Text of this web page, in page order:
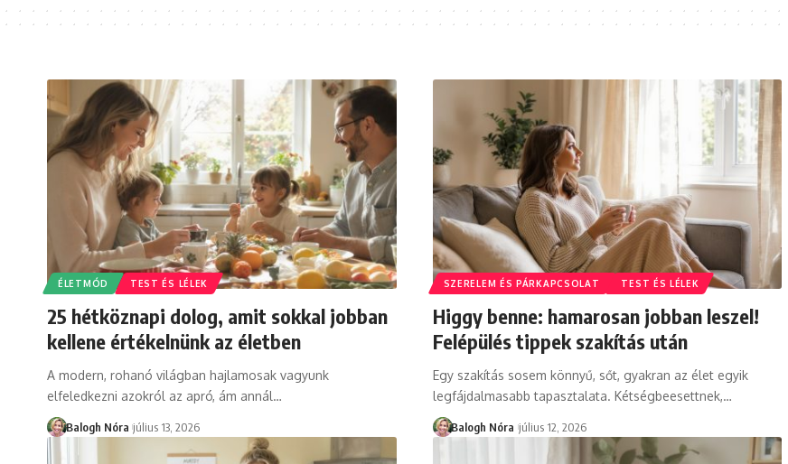
ÉLETMÓD TEST ÉS LÉLEK
25 hétköznapi dolog, amit sokkal jobban
kellene értékelnünk az életben
A modern, rohanó világban hajlamosak vagyunk
elfeledkezni azokról az apró, ám annál…
Balogh Nóra július 13, 2026
SZERELEM ÉS PÁRKAPCSOLAT TEST ÉS LÉLEK
Higgy benne: hamarosan jobban leszel!
Felépülés tippek szakítás után
Egy szakítás sosem könnyű, sőt, gyakran az élet egyik
legfájdalmasabb tapasztalata. Kétségbeesettnek,…
Balogh Nóra július 12, 2026